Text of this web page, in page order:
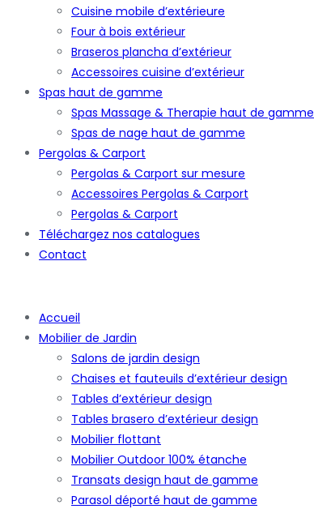
Cuisine mobile d’extérieure
Four à bois extérieur
Braseros plancha d’extérieur
Accessoires cuisine d’extérieur
Spas haut de gamme
Spas Massage & Therapie haut de gamme
Spas de nage haut de gamme
Pergolas & Carport
Pergolas & Carport sur mesure
Accessoires Pergolas & Carport
Pergolas & Carport
Téléchargez nos catalogues
Contact
Accueil
Mobilier de Jardin
Salons de jardin design
Chaises et fauteuils d’extérieur design
Tables d’extérieur design
Tables brasero d’extérieur design
Mobilier flottant
Mobilier Outdoor 100% étanche
Transats design haut de gamme
Parasol déporté haut de gamme